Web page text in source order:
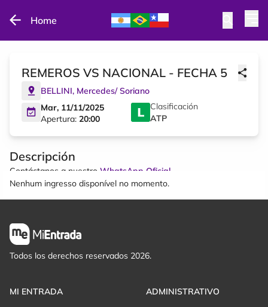
Home
REMEROS VS NACIONAL - FECHA 5
BELLINI, Mercedes/Soriano
Mar, 11/11/2025
Apertura: 20:00
Clasificación
ATP
Descripción
Contáctanos a nuestro WhatsApp Oficial
Nenhum ingresso disponível no momento.
Todos los derechos reservados 2026.
MI ENTRADA
ADMINISTRATIVO